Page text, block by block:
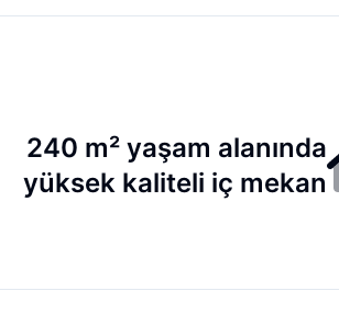
240 m² yaşam alanında
yüksek kaliteli iç mekan